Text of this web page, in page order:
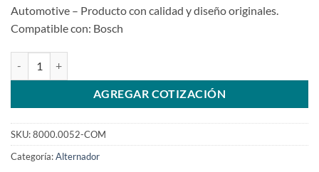
Automotive – Producto con calidad y diseño originales.
Compatible con: Bosch
AGREGAR COTIZACIÓN
SKU:8000.0052-COM
Categoría:Alternador